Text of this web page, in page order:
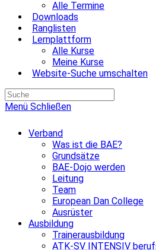
Alle Termine
Downloads
Ranglisten
Lernplattform
Alle Kurse
Meine Kurse
Website-Suche umschalten
Menü Schließen
Verband
Was ist die BAE?
Grundsätze
BAE-Dojo werden
Leitung
Team
European Dan College
Ausrüster
Ausbildung
Trainerausbildung
ATK-SV INTENSIV